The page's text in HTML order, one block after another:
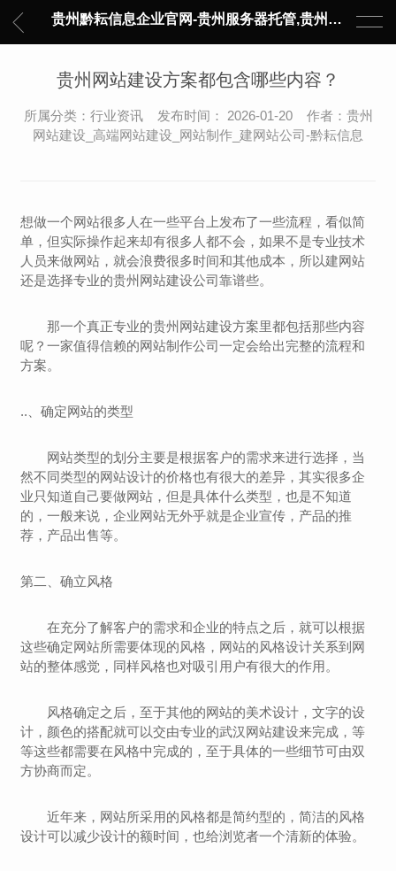
贵州黔耘信息企业官网-贵州服务器托管,贵州主机托管,云服务器托管,数据中心托管,网络设备托管,服务器租用,托管服务提供商,服务器管理-黔耘信息 贵州数据中心机柜租用-专业贵州IDC托管服务器维修
贵州网站建设方案都包含哪些内容？
所属分类：行业资讯 发布时间： 2026-01-20 作者：贵州
网站建设_高端网站建设_网站制作_建网站公司-黔耘信息
想做一个网站很多人在一些平台上发布了一些流程，看似简
单，但实际操作起来却有很多人都不会，如果不是专业技术
人员来做网站，就会浪费很多时间和其他成本，所以建网站
还是选择专业的贵州 网站建设公司靠谱些。
那一个真正专业的贵州网站建设方案里都包括那些内容
呢？一家值得信赖的网站制作公司一定会给出完整的流程和
方案。
..、确定网站的类型
网站类型的划分主要是根据客户的需求来进行选择，当
然不同类型的网站设计的价格也有很大的差异，其实很多企
业只知道自己要做网站，但是具体什么类型，也是不知道
的，一般来说，企业网站无外乎就是企业宣传，产品的推
荐，产品出售等。
第二、确立风格
在充分了解客户的需求和企业的特点之后，就可以根据
这些确定网站所需要体现的风格，网站的风格设计关系到网
站的整体感觉，同样风格也对吸引用户有很大的作用。
风格确定之后，至于其他的网站的美术设计，文字的设
计，颜色的搭配就可以交由专业的武汉网站建设来完成，等
等这些都需要在风格中完成的，至于具体的一些细节可由双
方协商而定。
近年来，网站所采用的风格都是简约型的，简洁的风格
设计可以减少设计的额时间，也给浏览者一个清新的体验。